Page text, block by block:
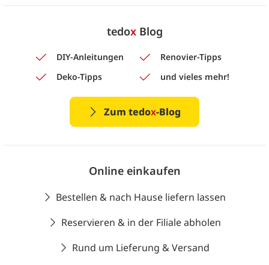
tedoxBlog
DIY-Anleitungen
Renovier-Tipps
Deko-Tipps
und vieles mehr!
Zum tedox-Blog
Online einkaufen
Bestellen & nach Hause liefern lassen
Reservieren & in der Filiale abholen
Rund um Lieferung & Versand